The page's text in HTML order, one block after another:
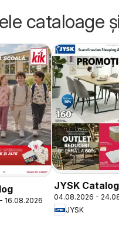
cataloage
16.08.2026
JYSK Catalog
04.08.2026 -
JYSK